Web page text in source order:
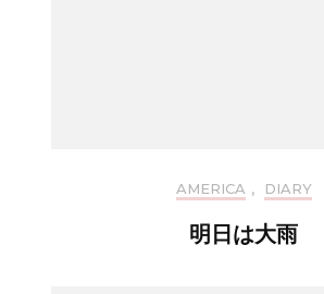
AMERICA , DIARY
明日は大雨